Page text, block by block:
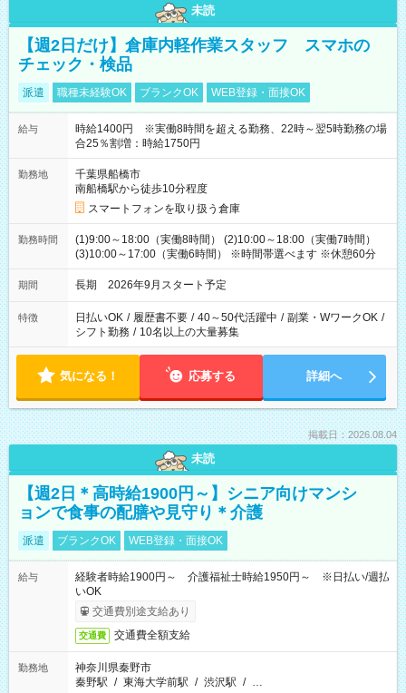
未読
【週2日だけ】倉庫内軽作業スタッフ スマホの
チェック・検品
派遣 職種未経験OK ブランクOK WEB登録・面接OK
給与
時給1400円 ※実働8時間を超える勤務、22時～翌5時勤務の場
合25％割増：時給1750円
勤務地
千葉県船橋市
南船橋駅から徒歩10分程度
スマートフォンを取り扱う倉庫
勤務時間
(1)9:00～18:00（実働8時間） (2)10:00～18:00（実働7時間）
(3)10:00～17:00（実働6時間） ※時間帯選べます ※休憩60分
期間 長期 2026年9月スタート予定
特徴 日払いOK / 履歴書不要 / 40～50代活躍中 / 副業・WワークOK /
シフト勤務 / 10名以上の大量募集
気になる！ 応募する 詳細へ
掲載日：2026.08.04
未読
【週2日＊高時給1900円～】シニア向けマンシ
ョンで食事の配膳や見守り＊介護
派遣 ブランクOK WEB登録・面接OK
給与
経験者時給1900円～ 介護福祉士時給1950円～ ※日払い/週払
いOK
交通費別途支給あり
交通費 交通費全額支給
勤務地
神奈川県秦野市
秦野駅 / 東海大学前駅 / 渋沢駅 / …